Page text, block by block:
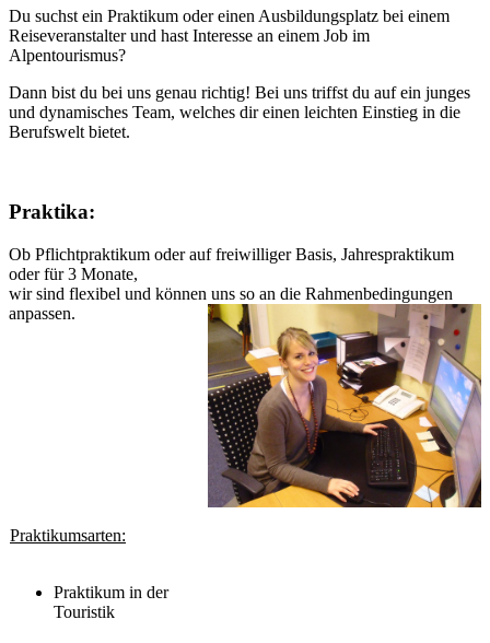
Du suchst ein Praktikum oder einen Ausbildungsplatz bei einem
Reiseveranstalter und hast Interesse an einem Job im
Alpentourismus?
Dann bist du bei uns genau richtig! Bei uns triffst du auf ein junges
und dynamisches Team, welches dir einen leichten Einstieg in die
Berufswelt bietet.
Praktika:
Ob Pflichtpraktikum oder auf freiwilliger Basis, Jahrespraktikum
oder für 3 Monate,
wir sind flexibel und können uns so an die Rahmenbedingungen
anpassen.
Praktikumsarten:
Praktikum in der
Touristik